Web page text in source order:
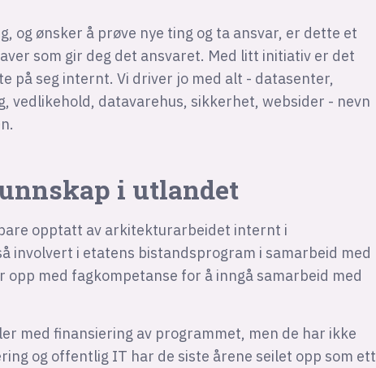
og ønsker å prøve nye ting og ta ansvar, er dette et
som gir deg det ansvaret. Med litt initiativ er det
på seg internt. Vi driver jo med alt - datasenter,
vedlikehold, datavarehus, sikkerhet, websider - nevn
i utlandet
opptatt av arkitekturarbeidet internt i
involvert i etatens bistandsprogram i samarbeid med
opp med fagkompetanse for å inngå samarbeid med
med finansiering av programmet, men de har ikke
og offentlig IT har de siste årene seilet opp som ett